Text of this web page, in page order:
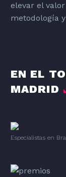
elevar el
metodología
EN EL
MADRID
Especialistas en